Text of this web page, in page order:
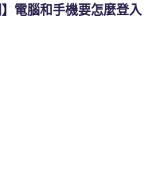
電腦和手機要怎麼登入